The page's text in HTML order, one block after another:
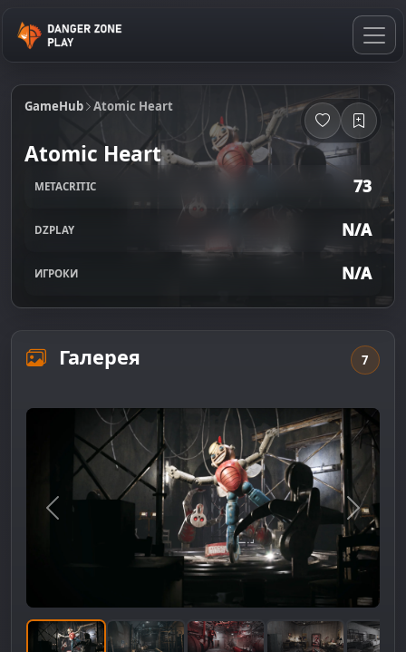
GameHub Atomic Heart
Atomic Heart
METACRITIC 73
DZPLAY N/A
ИГРОКИ N/A
Галерея 7
Предыдущее изображение